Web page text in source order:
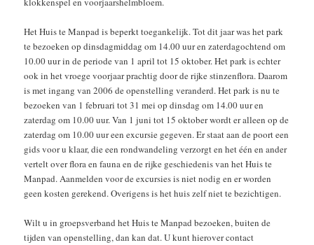
Het Huis te Manpad is beperkt toegankelijk. Tot dit jaar was het park
te bezoeken op dinsdagmiddag om 14.00 uur en zaterdagochtend om
10.00 uur in de periode van 1 april tot 15 oktober. Het park is echter
ook in het vroege voorjaar prachtig door de rijke stinzenflora. Daarom
is met ingang van 2006 de openstelling veranderd. Het park is nu te
bezoeken van 1 februari tot 31 mei op dinsdag om 14.00 uur en
zaterdag om 10.00 uur. Van 1 juni tot 15 oktober wordt er alleen op de
zaterdag om 10.00 uur een excursie gegeven. Er staat aan de poort een
gids voor u klaar, die een rondwandeling verzorgt en het één en ander
vertelt over flora en fauna en de rijke geschiedenis van het Huis te
Manpad. Aanmelden voor de excursies is niet nodig en er worden
geen kosten gerekend. Overigens is het huis zelf niet te bezichtigen.
Wilt u in groepsverband het Huis te Manpad bezoeken, buiten de
tijden van openstelling, dan kan dat. U kunt hierover contact